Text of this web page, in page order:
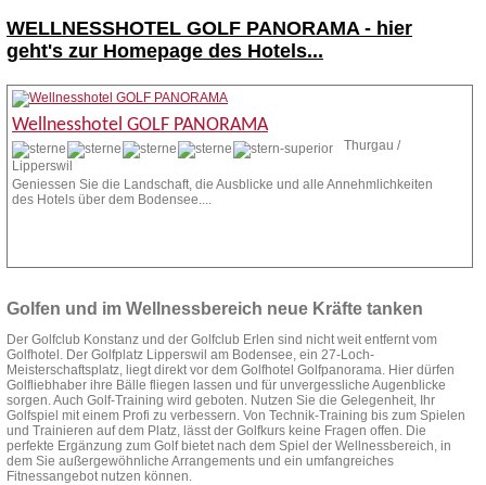
WELLNESSHOTEL GOLF PANORAMA - hier
geht's zur Homepage des Hotels...
Wellnesshotel GOLF PANORAMA
Thurgau /
Lipperswil
Geniessen Sie die Landschaft, die Ausblicke und alle Annehmlichkeiten
des Hotels über dem Bodensee....
Golfen und im Wellnessbereich neue Kräfte tanken
Der Golfclub Konstanz und der Golfclub Erlen sind nicht weit entfernt vom
Golfhotel. Der Golfplatz Lipperswil am Bodensee, ein 27-Loch-
Meisterschaftsplatz, liegt direkt vor dem Golfhotel Golfpanorama. Hier dürfen
Golfliebhaber ihre Bälle fliegen lassen und für unvergessliche Augenblicke
sorgen. Auch Golf-Training wird geboten. Nutzen Sie die Gelegenheit, Ihr
Golfspiel mit einem Profi zu verbessern. Von Technik-Training bis zum Spielen
und Trainieren auf dem Platz, lässt der Golfkurs keine Fragen offen. Die
perfekte Ergänzung zum Golf bietet nach dem Spiel der Wellnessbereich, in
dem Sie außergewöhnliche Arrangements und ein umfangreiches
Fitnessangebot nutzen können.